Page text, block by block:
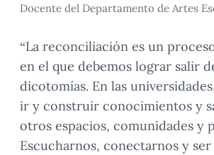
Docente del Departamento de Artes
“La reconciliación es un
en el que debemos lograr salir
dicotomías. En las
ir y construir conocimientos y
otros espacios, comunidades y
Escucharnos, conectarnos y ser